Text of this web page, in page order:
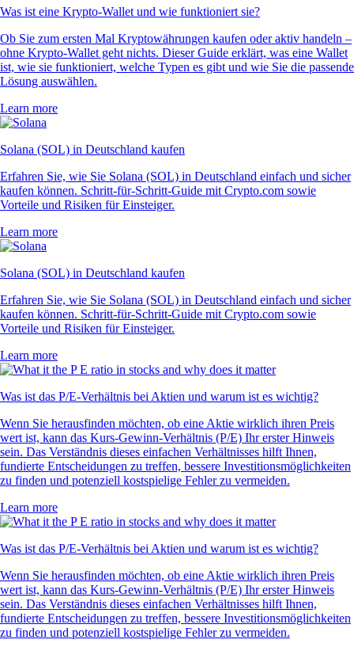
Was ist eine Krypto-Wallet und wie funktioniert sie?
Ob Sie zum ersten Mal Kryptowährungen kaufen oder aktiv handeln –
ohne Krypto-Wallet geht nichts. Dieser Guide erklärt, was eine Wallet
ist, wie sie funktioniert, welche Typen es gibt und wie Sie die passende
Lösung auswählen.
Learn more
Solana (SOL) in Deutschland kaufen
Erfahren Sie, wie Sie Solana (SOL) in Deutschland einfach und sicher
kaufen können. Schritt-für-Schritt-Guide mit Crypto.com sowie
Vorteile und Risiken für Einsteiger.
Learn more
Solana (SOL) in Deutschland kaufen
Erfahren Sie, wie Sie Solana (SOL) in Deutschland einfach und sicher
kaufen können. Schritt-für-Schritt-Guide mit Crypto.com sowie
Vorteile und Risiken für Einsteiger.
Learn more
Was ist das P/E-Verhältnis bei Aktien und warum ist es wichtig?
Wenn Sie herausfinden möchten, ob eine Aktie wirklich ihren Preis
wert ist, kann das Kurs-Gewinn-Verhältnis (P/E) Ihr erster Hinweis
sein. Das Verständnis dieses einfachen Verhältnisses hilft Ihnen,
fundierte Entscheidungen zu treffen, bessere Investitionsmöglichkeiten
zu finden und potenziell kostspielige Fehler zu vermeiden.
Learn more
Was ist das P/E-Verhältnis bei Aktien und warum ist es wichtig?
Wenn Sie herausfinden möchten, ob eine Aktie wirklich ihren Preis
wert ist, kann das Kurs-Gewinn-Verhältnis (P/E) Ihr erster Hinweis
sein. Das Verständnis dieses einfachen Verhältnisses hilft Ihnen,
fundierte Entscheidungen zu treffen, bessere Investitionsmöglichkeiten
zu finden und potenziell kostspielige Fehler zu vermeiden.